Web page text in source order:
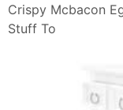
Crispy Mcbacon
Stuff To